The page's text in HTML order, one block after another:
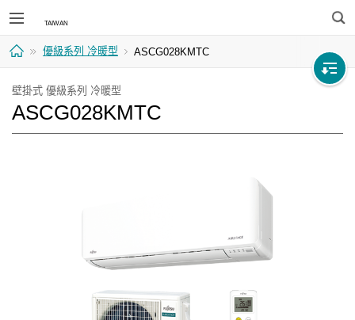
搜
尋
首
頁
優級系列 冷暖型 ASCG028KMTC
壁掛式 優級系列 冷暖型
ASCG028KMTC